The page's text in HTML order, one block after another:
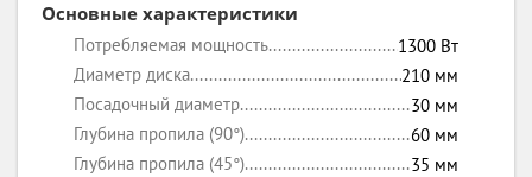
Основные характеристики
Потребляемая мощность 1300 Вт
Диаметр диска
210 мм
Посадочный диаметр
30 мм
Глубина пропила (90°)
60 мм
Глубина пропила (45°)
35 мм